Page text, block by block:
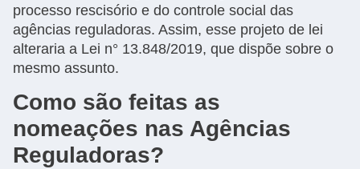
processo rescisório e do controle social das
agências reguladoras. Assim, esse projeto de lei
alteraria a Lei n° 13.848/2019, que dispõe sobre o
mesmo assunto.
Como são feitas as
nomeações nas Agências
Reguladoras?